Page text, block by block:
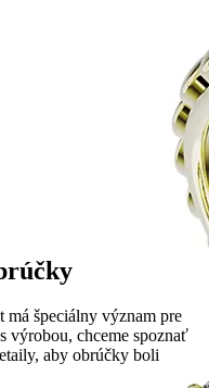
má špeciálny význam pre
výrobou, chceme spoznať
aby obrúčky boli